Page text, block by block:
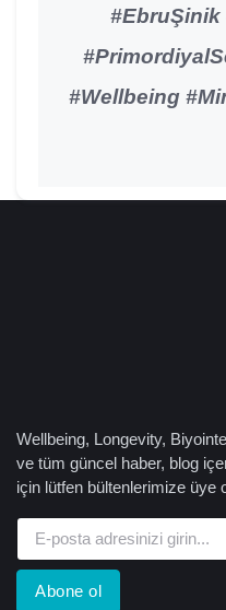
#EbruŞinik
#Wellbeing
Wellbeing, Longevity,
ve tüm güncel haber, blog
için lütfen bültenlerimize üye
Abone ol